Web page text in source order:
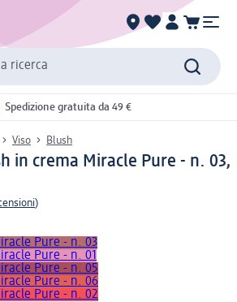
ricerca
Spedizione gratuita da 49 €
Viso Blush
in crema Miracle Pure - n. 03,
)
Pure - n. 03
Pure - n. 01
Pure - n. 05
Pure - n. 06
Pure - n. 02